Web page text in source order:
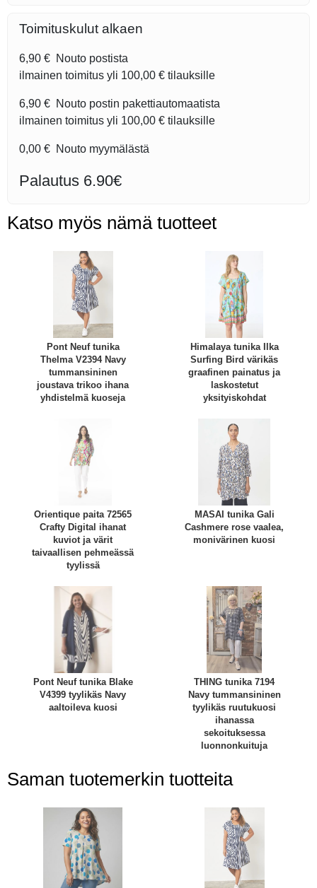
Toimituskulut alkaen
6,90 € Nouto postista
ilmainen toimitus yli 100,00 € tilauksille
6,90 € Nouto postin pakettiautomaatista
ilmainen toimitus yli 100,00 € tilauksille
0,00 € Nouto myymälästä
Palautus 6.90€
Katso myös nämä tuotteet
Pont Neuf tunika
Thelma V2394 Navy
tummansininen
joustava trikoo ihana
yhdistelmä kuoseja
Himalaya tunika Ilka
Surfing Bird värikäs
graafinen painatus ja
laskostetut
yksityiskohdat
Orientique paita 72565
Crafty Digital ihanat
kuviot ja värit
taivaallisen pehmeässä
tyylissä
MASAI tunika Gali
Cashmere rose vaalea,
monivärinen kuosi
Pont Neuf tunika Blake
V4399 tyylikäs Navy
aaltoileva kuosi
THING tunika 7194
Navy tummansininen
tyylikäs ruutukuosi
ihanassa
sekoituksessa
luonnonkuituja
Saman tuotemerkin tuotteita